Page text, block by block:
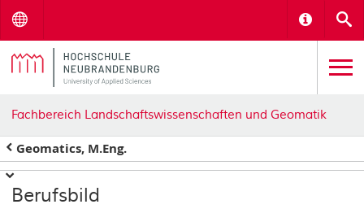
Fachbereich Landschaftswissenschaften und Geomatik
Geomatics, M.Eng.
Berufsbild